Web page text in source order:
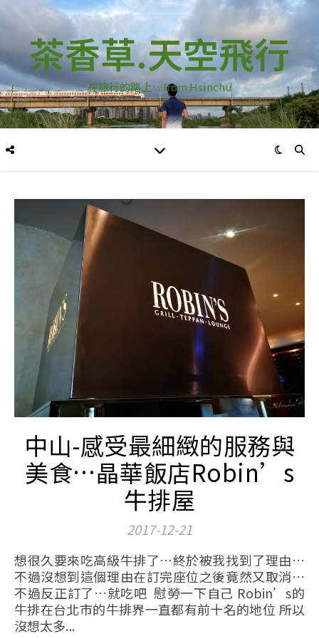
茶香草.天空飛行
在旅行的路上…from Hsinchu
中山-感受最細緻的服務與
美食…晶華飯店Robin’s
牛排屋
2017-12-21
想很久要來吃高級牛排了…終於被我找到了理由…
不過沒想到這個理由在訂完座位之後竟然又取消…
不過反正訂了…就吃吧 慰勞一下自己 Robin’s的
牛排在台北市的牛排界一直都有前十名的地位 所以
沒想太多...